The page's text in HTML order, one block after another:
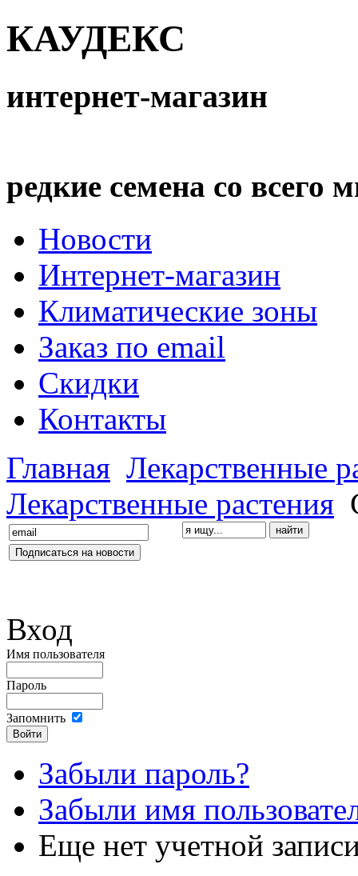
КАУДЕКС
интернет-магазин
редкие семена со всего
Новости
Интернет-магазин
Климатические зоны
Заказ по email
Скидки
Контакты
Главная Лекарственные
Лекарственные растения
Вход
Имя пользователя
Пароль
Запомнить
Забыли пароль?
Забыли имя
Еще нет учетной